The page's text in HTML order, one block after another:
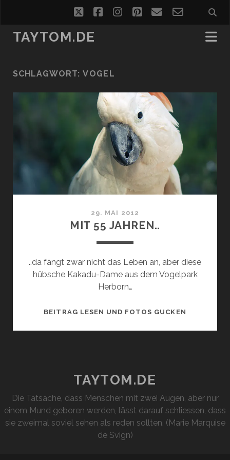
twitterfacebookinstagram
pinterest
emailemail-
form
TAYTOM.DE
SCHLAGWORT:VOGEL
29. MAI 2012
MIT 55 JAHREN..
..da fängt zwar nicht das Leben an, aber diese
hübsche Kakadu-Dame aus dem Vogelpark
Herborn…
BEITRAG LESEN UND FOTOS GUCKEN
TAYTOM.DE
Die Tatsache, dass Menschen mit zwei Augen, aber nur
einem Mund geboren werden, lässt darauf schliessen, dass
sie zweimal soviel sehen als reden sollten. (Marie Marquise
de Svign)